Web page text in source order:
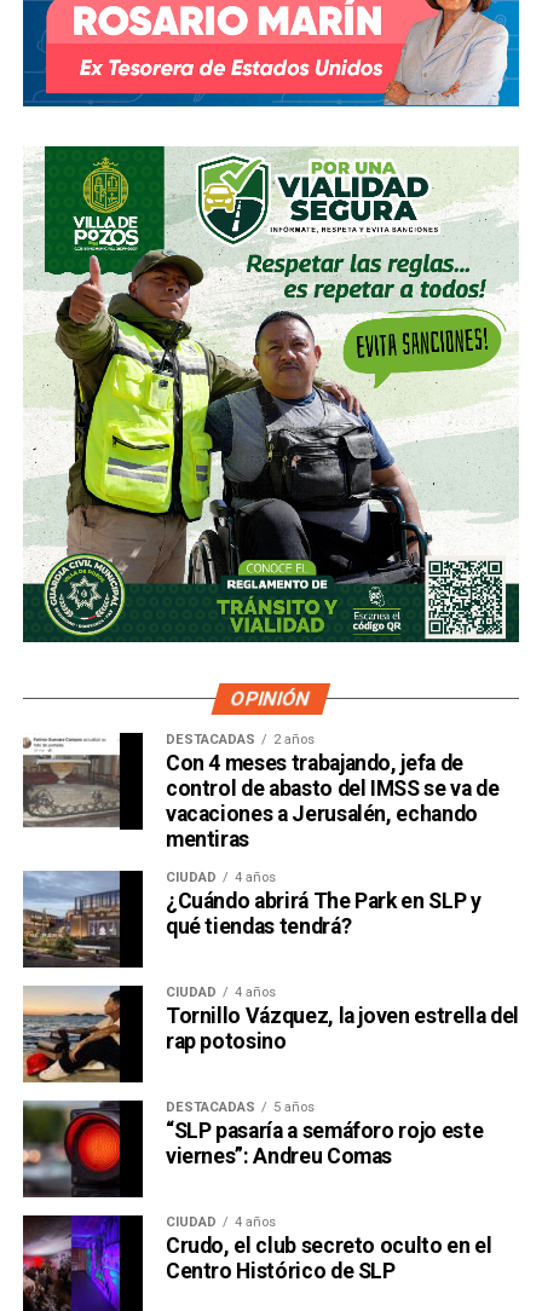
OPINIÓN
DESTACADAS 2 años
Con 4 meses trabajando, jefa de
control de abasto del IMSS se va de
vacaciones a Jerusalén, echando
mentiras
CIUDAD 4 años
¿Cuándo abrirá The Park en SLP y
qué tiendas tendrá?
CIUDAD 4 años
Tornillo Vázquez, la joven estrella del
rap potosino
DESTACADAS 5 años
“SLP pasaría a semáforo rojo este
viernes”: Andreu Comas
CIUDAD 4 años
Crudo, el club secreto oculto en el
Centro Histórico de SLP